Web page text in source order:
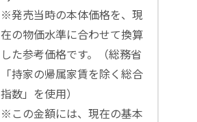
※発売当時の本体価格を、現
在の物価水準に合わせて換算
した参考価格です。（総務省
「持家の帰属家賃を除く総合
指数」を使用）
※この金額には、現在の基本